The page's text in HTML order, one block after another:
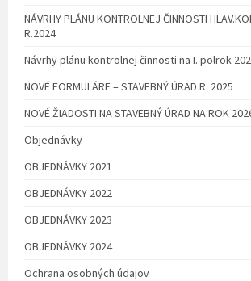
NÁVRHY PLÁNU KONTROLNEJ ČINNOSTI
R.2024
Návrhy plánu kontrolnej činnosti na I. polrok
NOVÉ FORMULÁRE – STAVEBNÝ ÚRAD R. 2025
NOVÉ ŽIADOSTI NA STAVEBNÝ ÚRAD NA ROK
Objednávky
OBJEDNÁVKY 2021
OBJEDNÁVKY 2022
OBJEDNÁVKY 2023
OBJEDNÁVKY 2024
Ochrana osobných údajov